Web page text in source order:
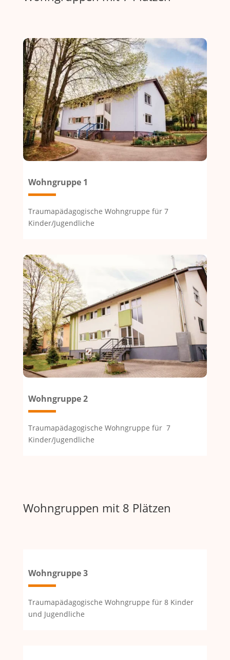
Wohngruppe 1
Traumapädagogische Wohngruppe für 7
Kinder/Jugendliche
Wohngruppe 2
Traumapädagogische Wohngruppe für 7
Kinder/Jugendliche
Wohngruppen mit 8 Plätzen
Wohngruppe 3
Traumapädagogische Wohngruppe für 8 Kinder
und Jugendliche